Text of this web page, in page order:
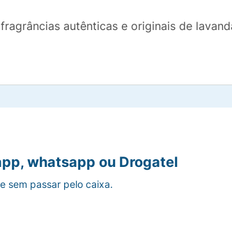
autênticas e originais de
whatsapp ou Drogatel
sem passar pelo caixa.